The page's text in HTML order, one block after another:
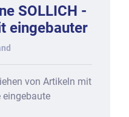
SOLLICH -
eingebauter
von Artikeln mit
eingebaute